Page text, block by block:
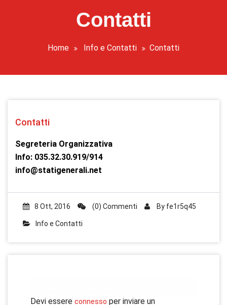
Contatti
Home Info e Contatti Contatti
Contatti
Segreteria Organizzativa
Info: 035.32.30.919/914
info@statigenerali.net
8 Ott, 2016 (0) Commenti By fe1r5q45
Info e Contatti
Devi essere connesso per inviare un